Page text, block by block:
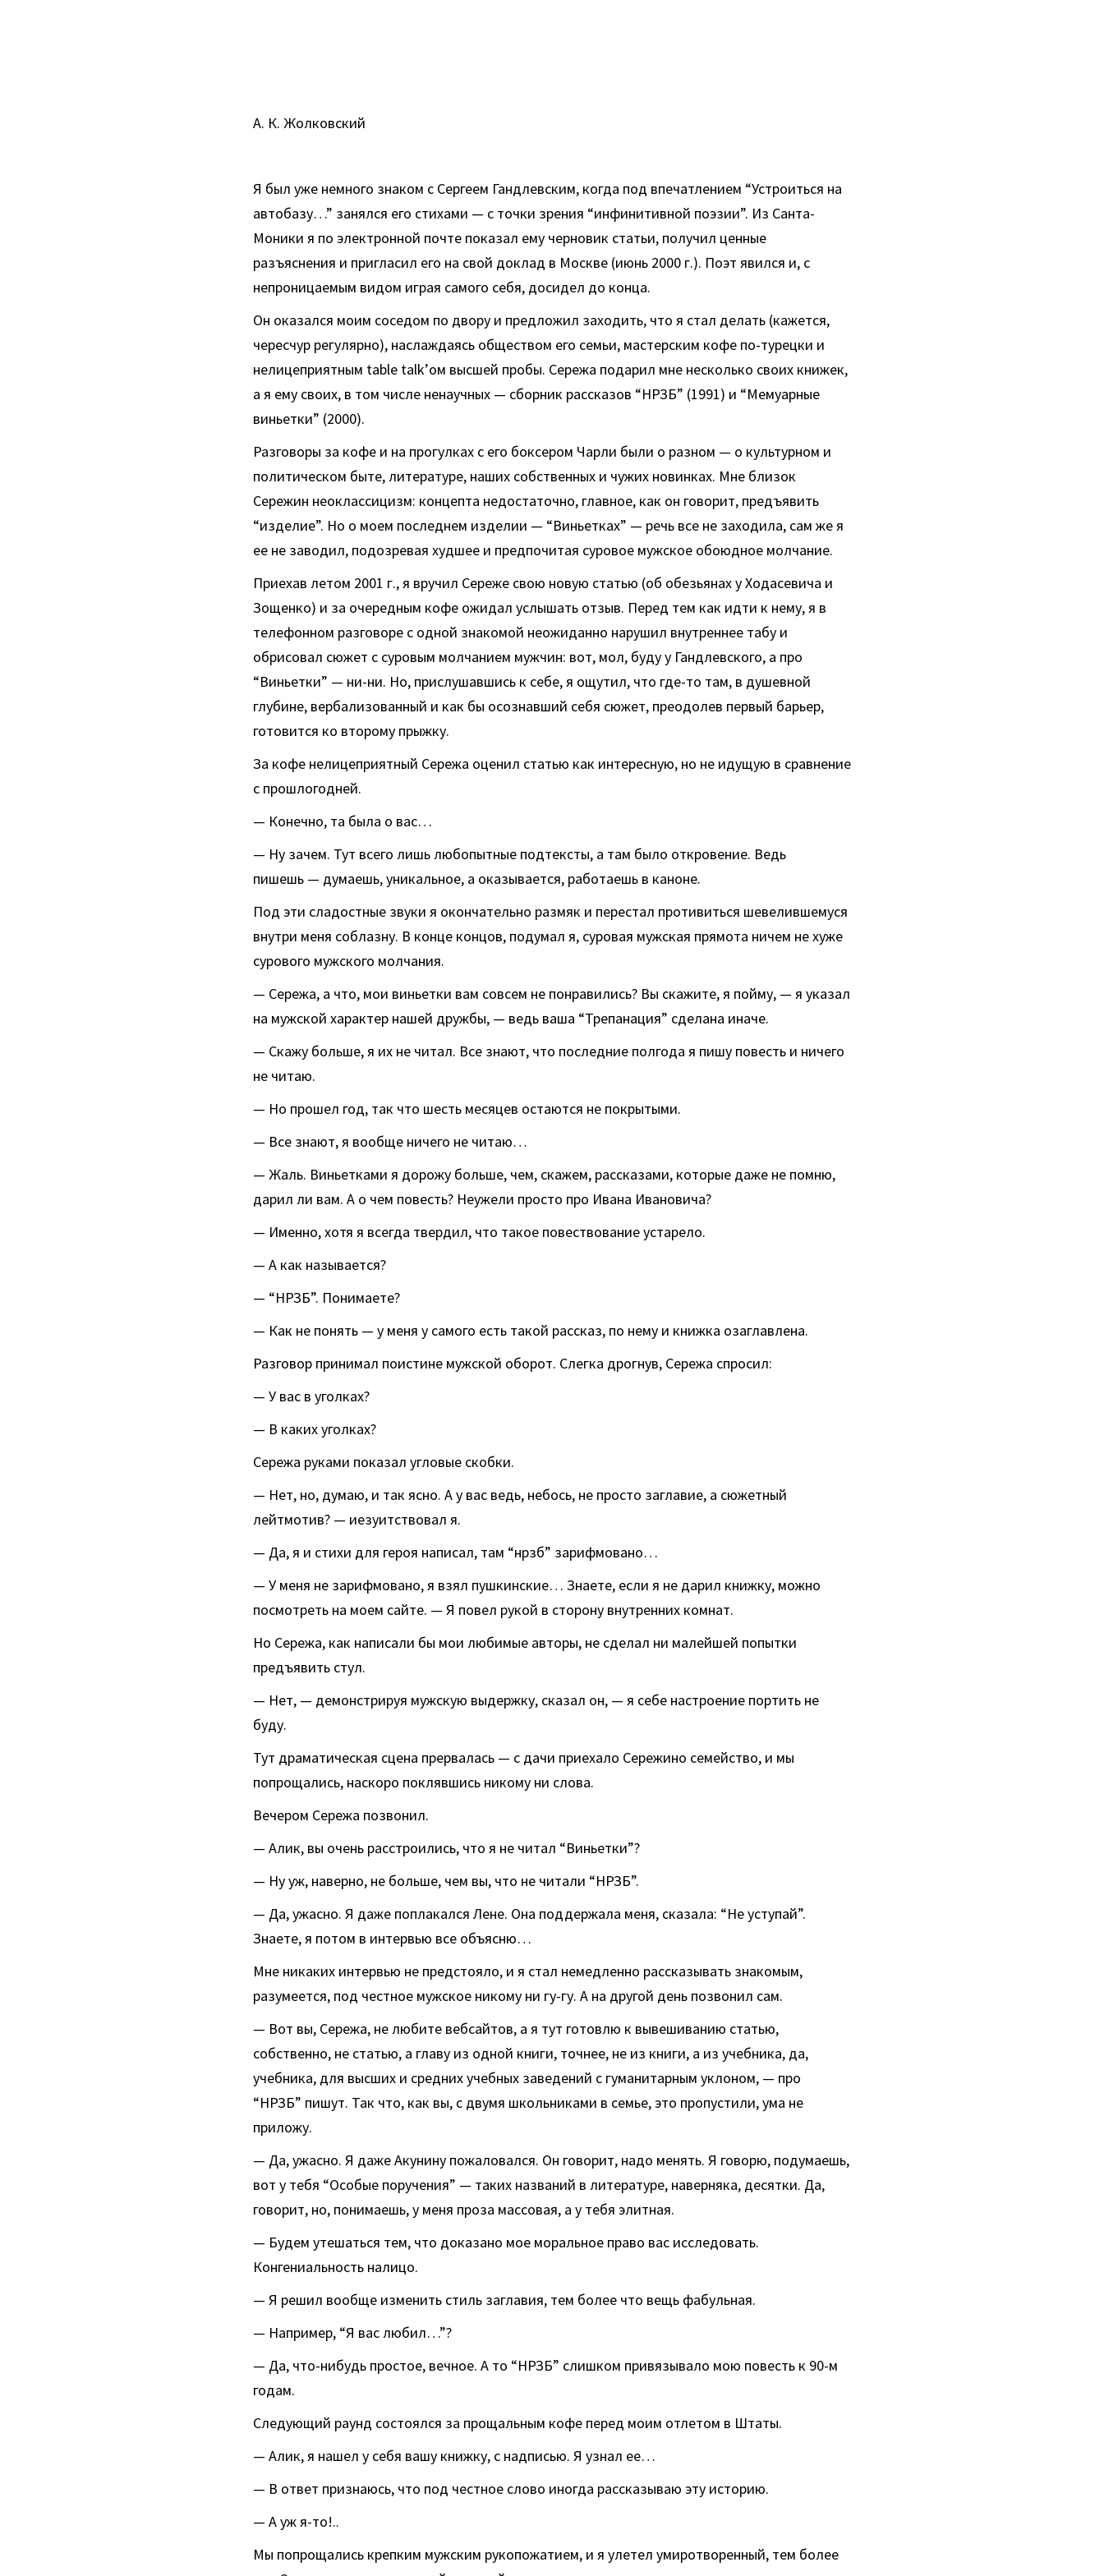
А. К. Жолковский
Я был уже немного знаком с Сергеем Гандлевским, когда под впечатлением “Устроиться на
автобазу…” занялся его стихами — с точки зрения “инфинитивной поэзии”. Из Санта-
Моники я по электронной почте показал ему черновик статьи, получил ценные
разъяснения и пригласил его на свой доклад в Москве (июнь 2000 г.). Поэт явился и, с
непроницаемым видом играя самого себя, досидел до конца.
Он оказался моим соседом по двору и предложил заходить, что я стал делать (кажется,
чересчур регулярно), наслаждаясь обществом его семьи, мастерским кофе по-турецки и
нелицеприятным table talk’ом высшей пробы. Сережа подарил мне несколько своих книжек,
а я ему своих, в том числе ненаучных — сборник рассказов “НРЗБ” (1991) и “Мемуарные
виньетки” (2000).
Разговоры за кофе и на прогулках с его боксером Чарли были о разном — о культурном и
политическом быте, литературе, наших собственных и чужих новинках. Мне близок
Сережин неоклассицизм: концепта недостаточно, главное, как он говорит, предъявить
“изделие”. Но о моем последнем изделии — “Виньетках” — речь все не заходила, сам же я
ее не заводил, подозревая худшее и предпочитая суровое мужское обоюдное молчание.
Приехав летом 2001 г., я вручил Сереже свою новую статью (об обезьянах у Ходасевича и
Зощенко) и за очередным кофе ожидал услышать отзыв. Перед тем как идти к нему, я в
телефонном разговоре с одной знакомой неожиданно нарушил внутреннее табу и
обрисовал сюжет с суровым молчанием мужчин: вот, мол, буду у Гандлевского, а про
“Виньетки” — ни-ни. Но, прислушавшись к себе, я ощутил, что где-то там, в душевной
глубине, вербализованный и как бы осознавший себя сюжет, преодолев первый барьер,
готовится ко второму прыжку.
За кофе нелицеприятный Сережа оценил статью как интересную, но не идущую в сравнение
с прошлогодней.
— Конечно, та была о вас…
— Ну зачем. Тут всего лишь любопытные подтексты, а там было откровение. Ведь
пишешь — думаешь, уникальное, а оказывается, работаешь в каноне.
Под эти сладостные звуки я окончательно размяк и перестал противиться шевелившемуся
внутри меня соблазну. В конце концов, подумал я, суровая мужская прямота ничем не хуже
сурового мужского молчания.
— Сережа, а что, мои виньетки вам совсем не понравились? Вы скажите, я пойму, — я указал
на мужской характер нашей дружбы, — ведь ваша “Трепанация” сделана иначе.
— Скажу больше, я их не читал. Все знают, что последние полгода я пишу повесть и ничего
не читаю.
— Но прошел год, так что шесть месяцев остаются не покрытыми.
— Все знают, я вообще ничего не читаю…
— Жаль. Виньетками я дорожу больше, чем, скажем, рассказами, которые даже не помню,
дарил ли вам. А о чем повесть? Неужели просто про Ивана Ивановича?
— Именно, хотя я всегда твердил, что такое повествование устарело.
— А как называется?
— “НРЗБ”. Понимаете?
— Как не понять — у меня у самого есть такой рассказ, по нему и книжка озаглавлена.
Разговор принимал поистине мужской оборот. Слегка дрогнув, Сережа спросил:
— У вас в уголках?
— В каких уголках?
Сережа руками показал угловые скобки.
— Нет, но, думаю, и так ясно. А у вас ведь, небось, не просто заглавие, а сюжетный
лейтмотив? — иезуитствовал я.
— Да, я и стихи для героя написал, там “нрзб” зарифмовано…
— У меня не зарифмовано, я взял пушкинские… Знаете, если я не дарил книжку, можно
посмотреть на моем сайте. — Я повел рукой в сторону внутренних комнат.
Но Сережа, как написали бы мои любимые авторы, не сделал ни малейшей попытки
предъявить стул.
— Нет, — демонстрируя мужскую выдержку, сказал он, — я себе настроение портить не
буду.
Тут драматическая сцена прервалась — с дачи приехало Сережино семейство, и мы
попрощались, наскоро поклявшись никому ни слова.
Вечером Сережа позвонил.
— Алик, вы очень расстроились, что я не читал “Виньетки”?
— Ну уж, наверно, не больше, чем вы, что не читали “НРЗБ”.
— Да, ужасно. Я даже поплакался Лене. Она поддержала меня, сказала: “Не уступай”.
Знаете, я потом в интервью все объясню…
Мне никаких интервью не предстояло, и я стал немедленно рассказывать знакомым,
разумеется, под честное мужское никому ни гу-гу. А на другой день позвонил сам.
— Вот вы, Сережа, не любите вебсайтов, а я тут готовлю к вывешиванию статью,
собственно, не статью, а главу из одной книги, точнее, не из книги, а из учебника, да,
учебника, для высших и средних учебных заведений с гуманитарным уклоном, — про
“НРЗБ” пишут. Так что, как вы, с двумя школьниками в семье, это пропустили, ума не
приложу.
— Да, ужасно. Я даже Акунину пожаловался. Он говорит, надо менять. Я говорю, подумаешь,
вот у тебя “Особые поручения” — таких названий в литературе, наверняка, десятки. Да,
говорит, но, понимаешь, у меня проза массовая, а у тебя элитная.
— Будем утешаться тем, что доказано мое моральное право вас исследовать.
Конгениальность налицо.
— Я решил вообще изменить стиль заглавия, тем более что вещь фабульная.
— Например, “Я вас любил…”?
— Да, что-нибудь простое, вечное. А то “НРЗБ” слишком привязывало мою повесть к 90-м
годам.
Следующий раунд состоялся за прощальным кофе перед моим отлетом в Штаты.
— Алик, я нашел у себя вашу книжку, с надписью. Я узнал ее…
— В ответ признаюсь, что под честное слово иногда рассказываю эту историю.
— А уж я-то!..
Мы попрощались крепким мужским рукопожатием, и я улетел умиротворенный, тем более